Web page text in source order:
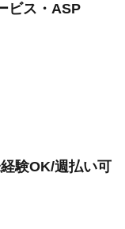
ビス・ASP
験OK/週払い可